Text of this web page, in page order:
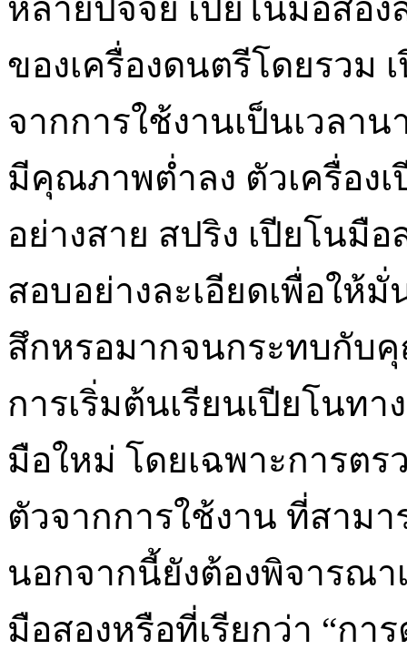
หลายปัจจัย เปียโนมือสอ
ของเครื่องดนตรีโดยรวม
จากการใช้งานเป็นเวลา
มีคุณภาพต่ำลง ตัวเครื่อง
อย่างสาย สปริง เปียโนมื
สอบอย่างละเอียดเพื่อให้
สึกหรอมากจนกระทบกับ
การเริ่มต้นเรียนเปียโนท
มือใหม่ โดยเฉพาะการต
ตัวจากการใช้งาน ที่สามา
นอกจากนี้ยังต้องพิจารณา
มือสองหรือที่เรียกว่า “กา